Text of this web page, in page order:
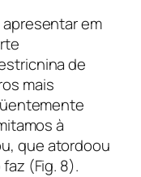
apresentar em
de
mais
à
que atordoou
(Fig. 8).